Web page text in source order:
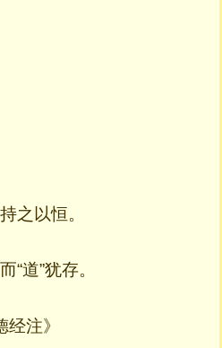
之以恒。
“道”犹存。
注》